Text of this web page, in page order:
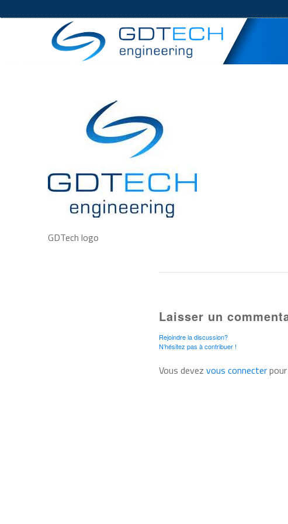
GDTech logo
Laisser un
Rejoindre la discussion?
N’hésitez pas à contribuer !
Vous devez vous connecter